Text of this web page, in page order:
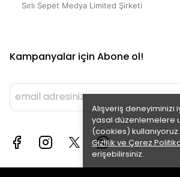
Alışveriş deneyiminizi
yasal düzenlemelere
(cookies)
Gizlilik ve Çerez
erişebilirsiniz.
Sırlı Sepet Medya Limited Şirketi
Kampanyalar için Abone ol!